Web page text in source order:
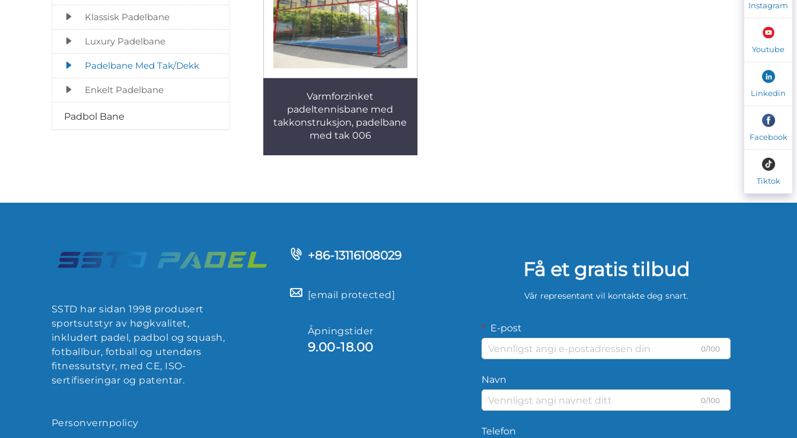
Klassisk Padelbane
Luxury Padelbane
Padelbane Med Tak/Dekk
Enkelt Padelbane
Padbol Bane
Varmforzinket
padeltennisbane med
takkonstruksjon, padelbane
med tak 006
Instagram
Youtube
Linkedin
Facebook
Tiktok
SSTD har sidan 1998 produsert
sportsutstyr av høgkvalitet,
inkludert padel, padbol og squash,
fotballbur, fotball og utendørs
fitnessutstyr, med CE, ISO-
sertifiseringar og patentar.
Personvernpolicy
+86-13116108029
[email protected]
Åpningstider
9.00-18.00
Få et gratis tilbud
Vår representant vil kontakte deg snart.
E-post
0/100
Navn
0/100
Telefon